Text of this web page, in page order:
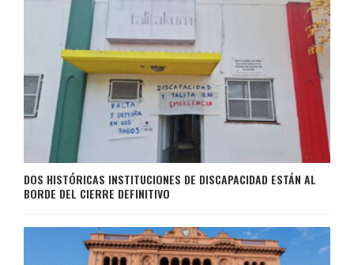
DOS HISTÓRICAS INSTITUCIONES DE DISCAPACIDAD ESTÁN AL
BORDE DEL CIERRE DEFINITIVO